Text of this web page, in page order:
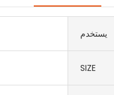
يستخدم
SIZE